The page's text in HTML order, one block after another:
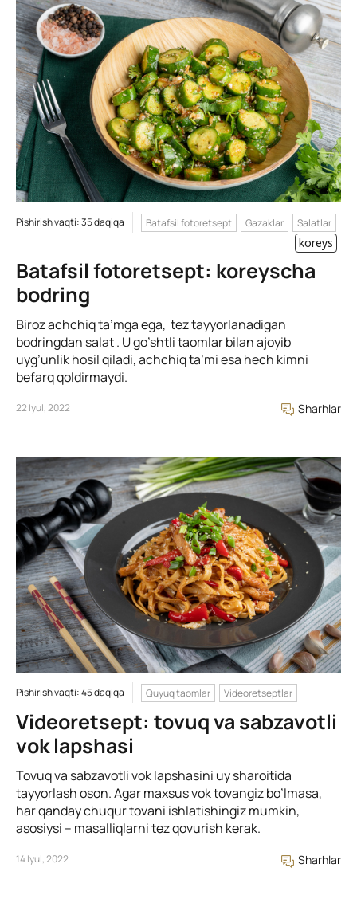
Pishirish vaqti: 35 daqiqa Batafsil fotoretsept Gazaklar Salatlar
koreys
Batafsil fotoretsept: koreyscha
bodring
Biroz achchiq ta’mga ega, tez tayyorlanadigan
bodringdan salat . U go’shtli taomlar bilan ajoyib
uyg’unlik hosil qiladi, achchiq ta’mi esa hech kimni
befarq qoldirmaydi.
22 Iyul, 2022 Sharhlar
Pishirish vaqti: 45 daqiqa Quyuq taomlar Videoretseptlar
Videoretsept: tovuq va sabzavotli
vok lapshasi
Tovuq va sabzavotli vok lapshasini uy sharoitida
tayyorlash oson. Agar maxsus vok tovangiz bo’lmasa,
har qanday chuqur tovani ishlatishingiz mumkin,
asosiysi – masalliqlarni tez qovurish kerak.
14 Iyul, 2022 Sharhlar